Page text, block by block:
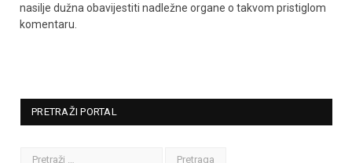
nasilje dužna obavijestiti nadležne organe o takvom pristiglom
komentaru.
PRETRAŽI PORTAL